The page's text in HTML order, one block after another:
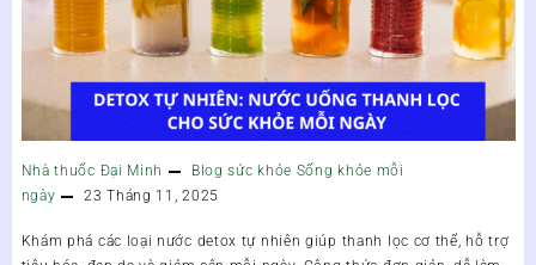
Nhà thuốc Đại Minh Blog sức khỏe Sống khỏe mỗi
ngày
23 Tháng 11, 2025
Khám phá các loại nước detox tự nhiên giúp thanh lọc cơ thể, hỗ trợ